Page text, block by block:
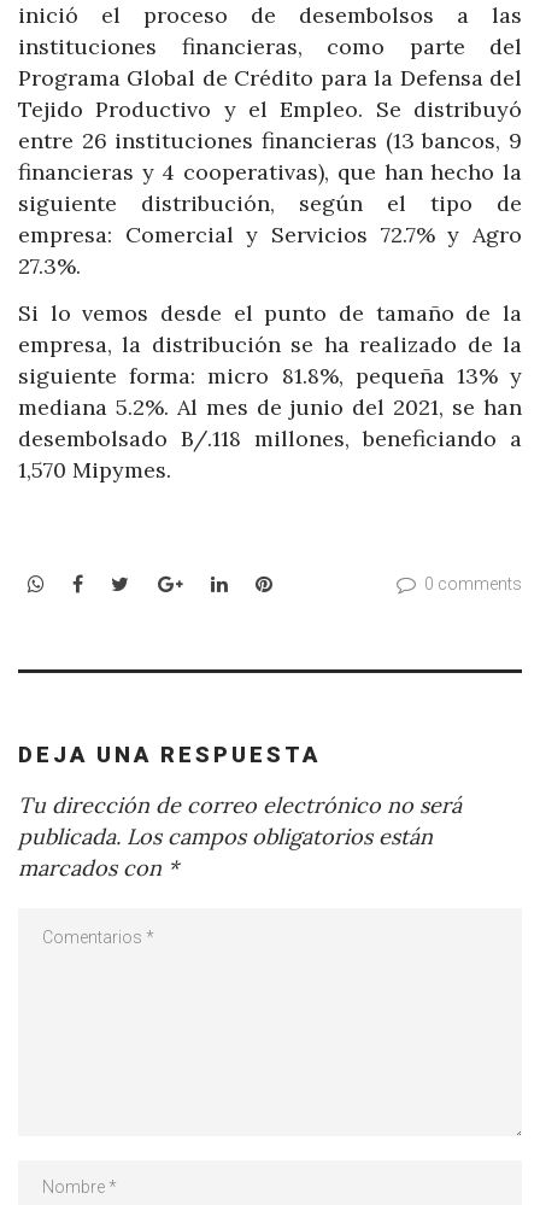
inició el proceso de desembolsos a las
instituciones financieras, como parte del
Programa Global de Crédito para la Defensa del
Tejido Productivo y el Empleo. Se distribuyó
entre 26 instituciones financieras (13 bancos, 9
financieras y 4 cooperativas), que han hecho la
siguiente distribución, según el tipo de
empresa: Comercial y Servicios 72.7% y Agro
27.3%.
Si lo vemos desde el punto de tamaño de la
empresa, la distribución se ha realizado de la
siguiente forma: micro 81.8%, pequeña 13% y
mediana 5.2%. Al mes de junio del 2021, se han
desembolsado B/.118 millones, beneficiando a
1,570 Mipymes.
WhatsApp
Facebook
TwitterGoogle+LinkedInPinterest 0 comments
DEJA UNA RESPUESTA
Tu dirección de correo electrónico no será
publicada. Los campos obligatorios están
marcados con *